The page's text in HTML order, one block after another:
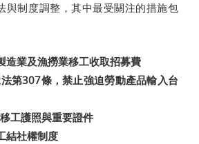
與制度調整，其中最受關注的措施包
造業及漁撈業移工收取招募費
第307條，禁止強迫勞動產品輸入台
工護照與重要證件
結社權制度